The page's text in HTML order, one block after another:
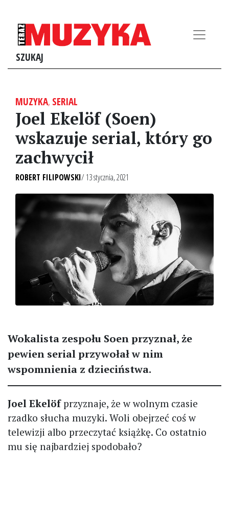
SZUKAJ
MUZYKA, SERIAL
Joel Ekelöf (Soen)
wskazuje serial, który go
zachwycił
ROBERT FILIPOWSKI/ 13 stycznia, 2021
Wokalista zespołu Soen przyznał, że
pewien serial przywołał w nim
wspomnienia z dzieciństwa.
Joel Ekelöfprzyznaje, że w wolnym czasie
rzadko słucha muzyki. Woli obejrzeć coś w
telewizji albo przeczytać książkę. Co ostatnio
mu się najbardziej spodobało?